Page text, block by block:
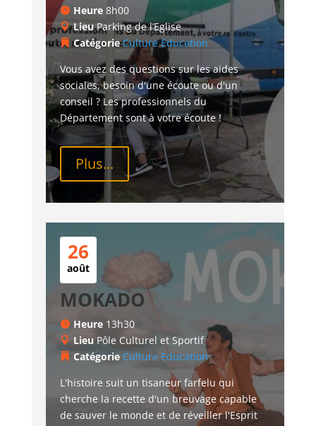
Heure 8h00
LieuParking de l’Eglise
CatégorieCulture Education
Vous avez des questions sur les aides
sociales, besoin d'une écoute ou d'un
conseil ? Les professionnels du
Département sont à votre écoute !
Plus...
26
août
MOKADO
Heure 13h30
Lieu Pôle Culturel et Sportif
Catégorie Culture Education
L'histoire suit un tisaneur farfelu qui
cherche la recette d'un breuvage capable
de sauver le monde et de réveiller l'Esprit